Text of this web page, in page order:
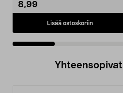
8,99
Lisää ostoskoriin